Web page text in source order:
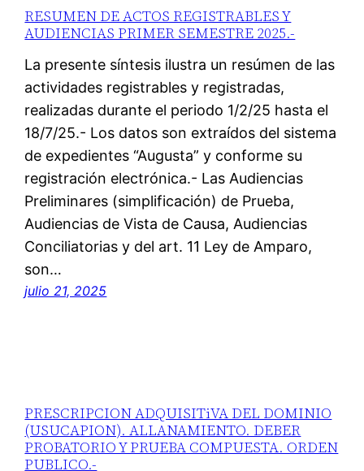
RESUMEN DE ACTOS REGISTRABLES Y
AUDIENCIAS PRIMER SEMESTRE 2025.-
La presente síntesis ilustra un resúmen de las
actividades registrables y registradas,
realizadas durante el periodo 1/2/25 hasta el
18/7/25.- Los datos son extraídos del sistema
de expedientes “Augusta” y conforme su
registración electrónica.- Las Audiencias
Preliminares (simplificación) de Prueba,
Audiencias de Vista de Causa, Audiencias
Conciliatorias y del art. 11 Ley de Amparo,
son…
julio 21, 2025
PRESCRIPCION ADQUISITiVA DEL DOMINIO
(USUCAPION). ALLANAMIENTO. DEBER
PROBATORIO Y PRUEBA COMPUESTA. ORDEN
PUBLICO.-